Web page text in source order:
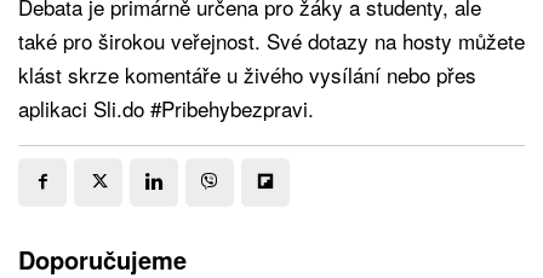
Debata je primárně určena pro žáky a studenty, ale
také pro širokou veřejnost. Své dotazy na hosty můžete
klást skrze komentáře u živého vysílání nebo přes
aplikaci Sli.do #Pribehybezpravi.
Doporučujeme